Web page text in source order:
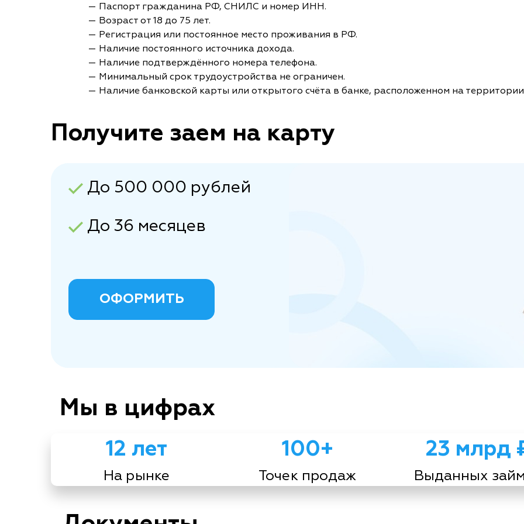
— Паспорт гражданина РФ, СНИЛС и номер ИНН.
— Возраст от 18 до 75 лет.
— Регистрация или постоянное место проживания в РФ.
— Наличие постоянного источника дохода.
— Наличие подтверждённого номера телефона.
— Минимальный срок трудоустройства не ограничен.
— Наличие банковской карты или открытого счёта в банке, расположенном на
Получите заем на карту
До 500 000 рублей
До 36 месяцев
ОФОРМИТЬ
Мы в цифрах
12 лет
На рынке
100+
Точек продаж
23 млрд
Выданных